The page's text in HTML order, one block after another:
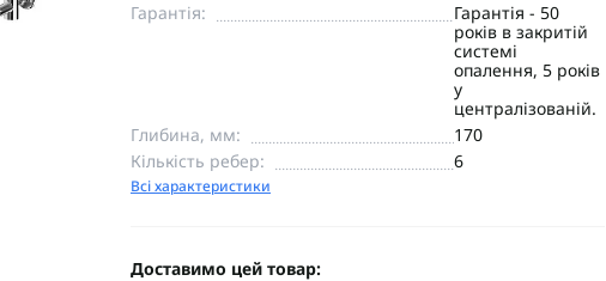
Гарантія:
Гарантія - 50
років в закритій
системі
опалення, 5 років
у
централізованій.
Глибина, мм:
170
Кількість ребер:
6
Всі характеристики
Доставимо цей товар: